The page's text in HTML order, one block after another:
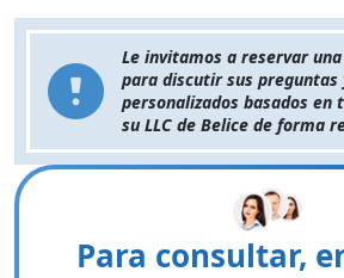
Le invitamos a reservar
para discutir sus preguntas
personalizados basados
su LLC de Belice de forma
Para consultar,